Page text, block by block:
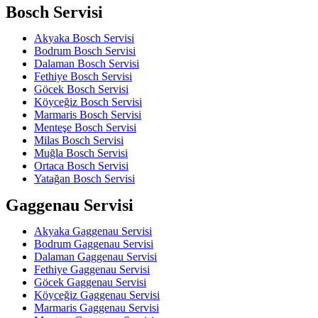
Bosch Servisi
Akyaka Bosch Servisi
Bodrum Bosch Servisi
Dalaman Bosch Servisi
Fethiye Bosch Servisi
Göcek Bosch Servisi
Köyceğiz Bosch Servisi
Marmaris Bosch Servisi
Menteşe Bosch Servisi
Milas Bosch Servisi
Muğla Bosch Servisi
Ortaca Bosch Servisi
Yatağan Bosch Servisi
Gaggenau Servisi
Akyaka Gaggenau Servisi
Bodrum Gaggenau Servisi
Dalaman Gaggenau Servisi
Fethiye Gaggenau Servisi
Göcek Gaggenau Servisi
Köyceğiz Gaggenau Servisi
Marmaris Gaggenau Servisi